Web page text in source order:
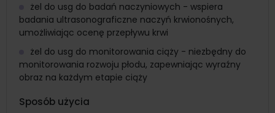
żel do usg do badań naczyniowych - wspiera
badania ultrasonograficzne naczyń krwionośnych,
umożliwiając ocenę przepływu krwi
żel do usg do monitorowania ciąży - niezbędny do
monitorowania rozwoju płodu, zapewniając wyraźny
obraz na każdym etapie ciąży
Sposób użycia